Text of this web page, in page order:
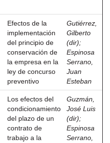
Efectos de la
implementación
del principio de
conservación de
la empresa en la
ley de concurso
preventivo
Gutiérrez,
Gilberto
(dir);
Espinosa
Serrano,
Juan
Esteban
Los efectos del
condicionamiento
del plazo de un
contrato de
trabajo a la
Guzmán,
José Luis
(dir);
Espinosa
Serrano,